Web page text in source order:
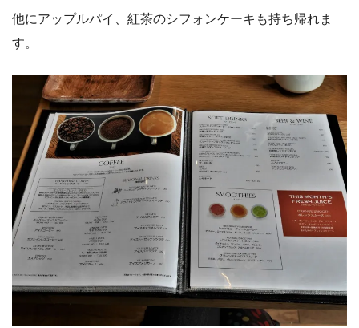
他にアップルパイ、紅茶のシフォンケーキも持ち帰れま
す。